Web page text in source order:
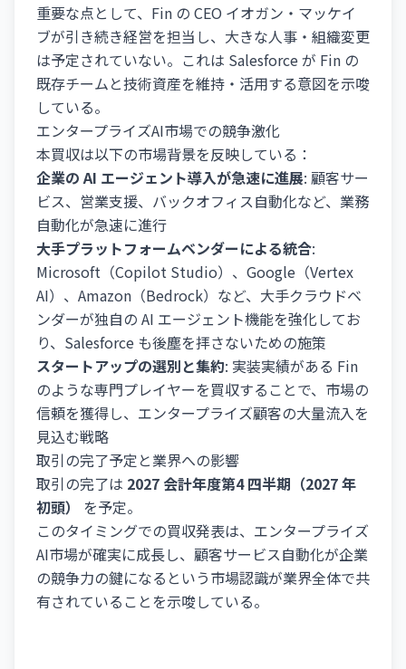
重要な点として、Fin の CEO イオガン・マッケイ
ブが引き続き経営を担当し、大きな人事・組織変更
は予定されていない。これは Salesforce が Fin の
既存チームと技術資産を維持・活用する意図を示唆
している。
エンタープライズAI市場での競争激化
本買収は以下の市場背景を反映している：
企業の AI エージェント導入が急速に進展: 顧客サー
ビス、営業支援、バックオフィス自動化など、業務
自動化が急速に進行
大手プラットフォームベンダーによる統合:
Microsoft（Copilot Studio）、Google（Vertex
AI）、Amazon（Bedrock）など、大手クラウドベ
ンダーが独自の AI エージェント機能を強化してお
り、Salesforce も後塵を拝さないための施策
スタートアップの選別と集約: 実装実績がある Fin
のような専門プレイヤーを買収することで、市場の
信頼を獲得し、エンタープライズ顧客の大量流入を
見込む戦略
取引の完了予定と業界への影響
取引の完了は 2027 会計年度第4 四半期（2027 年
初頭）
を予定。
このタイミングでの買収発表は、エンタープライズ
AI市場が確実に成長し、顧客サービス自動化が企業
の競争力の鍵になるという市場認識が業界全体で共
有されていることを示唆している。